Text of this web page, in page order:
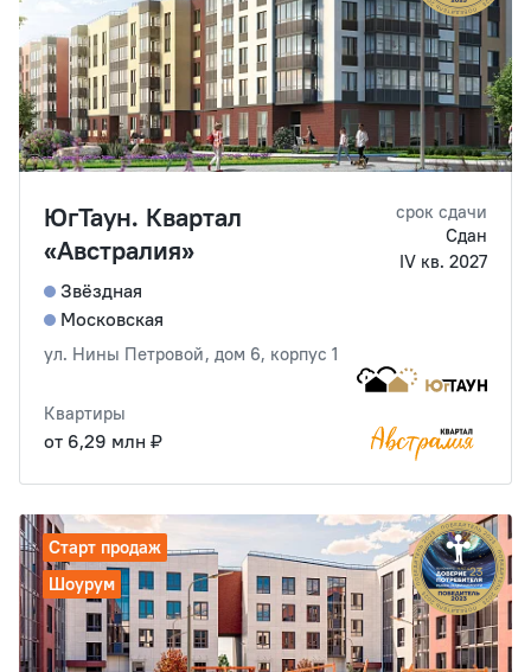
ЮгТаун. Квартал
«Австралия»
Звёздная
Московская
ул. Нины Петровой, дом 6, корпус 1
срок сдачи
Сдан
IV кв. 2027
Квартиры
от 6,29 млн ₽
Старт продаж
Шоурум